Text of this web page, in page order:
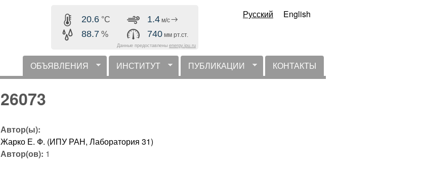
содержанию
20.6 °C
88.7 %
1.4 м/с
740 мм рт.ст.
Данные предоставлены energy.ipu.ru
Русский English
горизонтальное меню
ОБЪЯВЛЕНИЯ ИНСТИТУТ ПУБЛИКАЦИИ КОНТАКТЫ
26073
Автор(ы):
Жарко Е. Ф. (ИПУ РАН, Лаборатория 31)
Автор(ов): 1